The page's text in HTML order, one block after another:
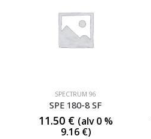
SPECTRUM 96
SPE 180-8 SF
11.50 € (alv 0 %
9.16 €)